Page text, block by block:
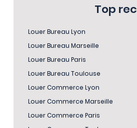
Top
Louer Bureau Lyon
Louer Bureau Marseille
Louer Bureau Paris
Louer Bureau Toulouse
Louer Commerce Lyon
Louer Commerce Marseille
Louer Commerce Paris